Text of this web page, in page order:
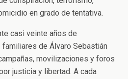
en grado de tentativa.
casi veinte años de
de Álvaro Sebastián
movilizaciones y foros
justicia y libertad. A cada